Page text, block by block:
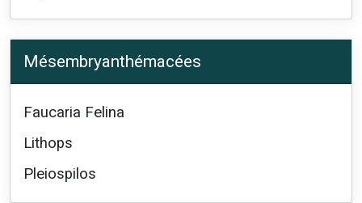
Mésembryanthémacées
Faucaria Felina
Lithops
Pleiospilos